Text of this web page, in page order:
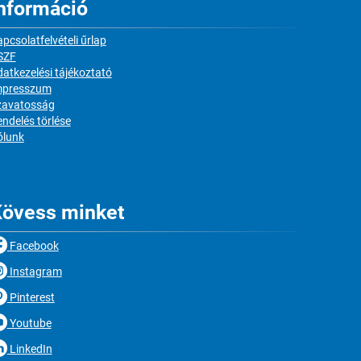
űrlap
tájékoztató
törlése
minket
Facebook
Instagram
Pinterest
Youtube
LinkedIn